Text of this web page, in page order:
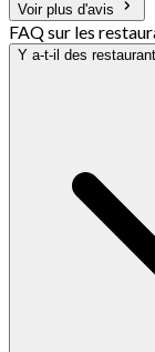
Voir plus d'avis
FAQ sur les
Y a-t-il des